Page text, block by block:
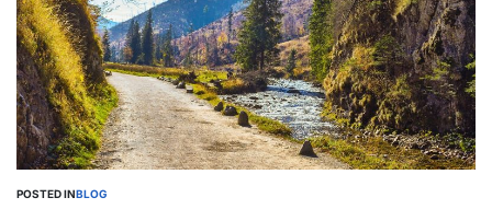
POSTED INBLOG